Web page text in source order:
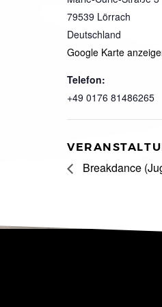
79539 Lörrach
Deutschland
Google Karte
Telefon:
+49 0176 81486265
Breakdance